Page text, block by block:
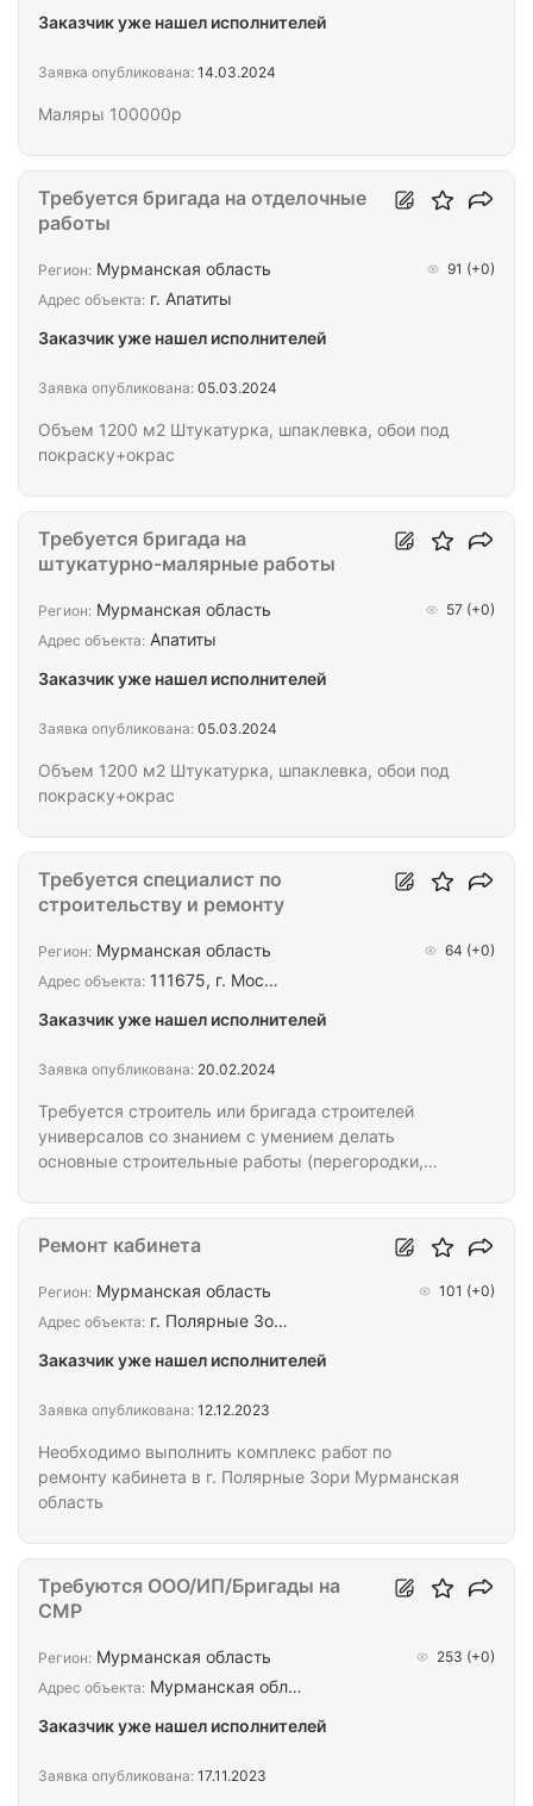
Маляры 100000р
Заказчик уже нашел исполнителей
Заявка опубликована: 14.03.2024
Объем 1200 м2 Штукатурка, шпаклевка, обои под
покраску+окрас
Требуется бригада на отделочные
работы
Регион: Мурманская область 91 (+0)
Адрес объекта: г. Апатиты
Заказчик уже нашел исполнителей
Заявка опубликована: 05.03.2024
Объем 1200 м2 Штукатурка, шпаклевка, обои под
покраску+окрас
Требуется бригада на
штукатурно-малярные работы
Регион: Мурманская область 57 (+0)
Адрес объекта: Апатиты
Заказчик уже нашел исполнителей
Заявка опубликована: 05.03.2024
Требуется строитель или бригада строителей
универсалов со знанием с умением делать
основные строительные работы (перегородки,
отделочные работы в магазинах и бутиках и в
Торговых Центрах. Заработная плата 100 000р в
месяц (не имеет значение есть работа или
объекты) зп не меняется. Сначала пишите на
Ватсап . Если у вас есть небольшая бригада, тоже
готовы рассмотреть оклад. Проживание в съемной
Требуется специалист по
строительству и ремонту
Регион: Мурманская область 64 (+0)
Адрес объекта: 111675, г. Мос…
Заказчик уже нашел исполнителей
Заявка опубликована: 20.02.2024
Необходимо выполнить комплекс работ по
ремонту кабинета в г. Полярные Зори Мурманская
область
Ремонт кабинета
Регион: Мурманская область 101 (+0)
Адрес объекта: г. Полярные Зо…
Заказчик уже нашел исполнителей
Заявка опубликована: 12.12.2023
Требуются ООО/ИП/Бригады на
СМР
Регион: Мурманская область 253 (+0)
Адрес объекта: Мурманская обл…
Заказчик уже нашел исполнителей
Заявка опубликована: 17.11.2023